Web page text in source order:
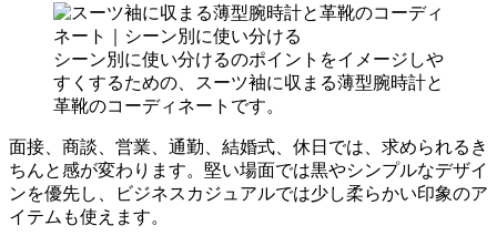
シーン別に使い分けるのポイントをイメージしや
すくするための、スーツ袖に収まる薄型腕時計と
革靴のコーディネートです。
面接、商談、営業、通勤、結婚式、休日では、求められるき
ちんと感が変わります。堅い場面では黒やシンプルなデザイ
ンを優先し、ビジネスカジュアルでは少し柔らかい印象のア
イテムも使えます。